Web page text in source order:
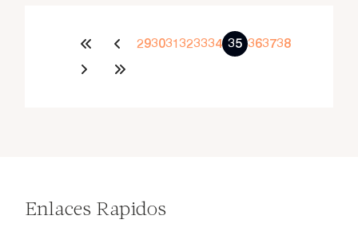
293031 323334 35 363738
Enlaces Rapidos